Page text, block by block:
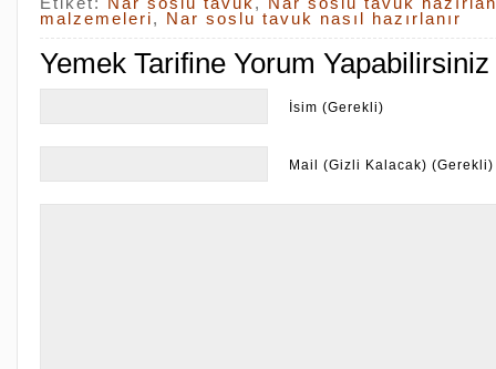
malzemeleri, Nar soslu tavuk nasıl hazırlanır
Yemek Tarifine Yorum Yapabilirsiniz
İsim (Gerekli)
Mail (Gizli Kalacak) (Gerekli)